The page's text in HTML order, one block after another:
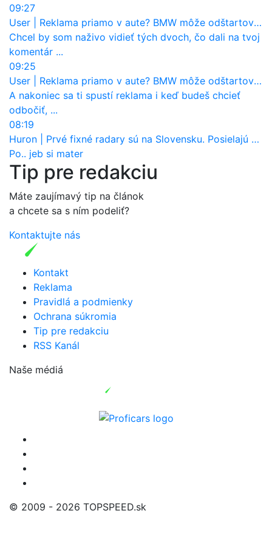
09:27
User
Reklama priamo v aute? BMW môže odštartovať nový trend
Chcel by som naživo vidieť tých dvoch, čo dali na tvoj
komentár ...
09:25
User
Reklama priamo v aute? BMW môže odštartovať nový trend
A nakoniec sa ti spustí reklama i keď budeš chcieť
odbočiť, ...
08:19
Huron
Prvé fixné radary sú na Slovensku. Posielajú už pokuty? Ukáže ich Waze?
Po.. jeb si mater
Tip pre redakciu
Máte zaujímavý tip na článok
a chcete sa s ním podeliť?
Kontaktujte nás
Kontakt
Reklama
Pravidlá a podmienky
Ochrana súkromia
Tip pre redakciu
RSS Kanál
Naše médiá
© 2009 - 2026 TOPSPEED.sk